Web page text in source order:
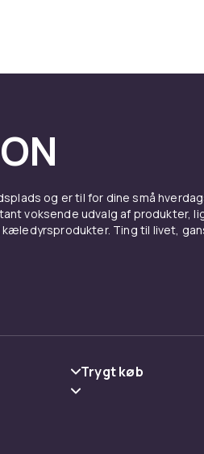
og er til for dine små
voksende udvalg af produkter,
Ting til livet,
Trygt køb